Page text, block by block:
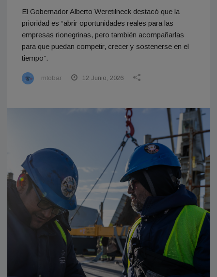
El Gobernador Alberto Weretilneck destacó que la
prioridad es “abrir oportunidades reales para las
empresas rionegrinas, pero también acompañarlas
para que puedan competir, crecer y sostenerse en el
tiempo”.
mtobar 12 Junio, 2026